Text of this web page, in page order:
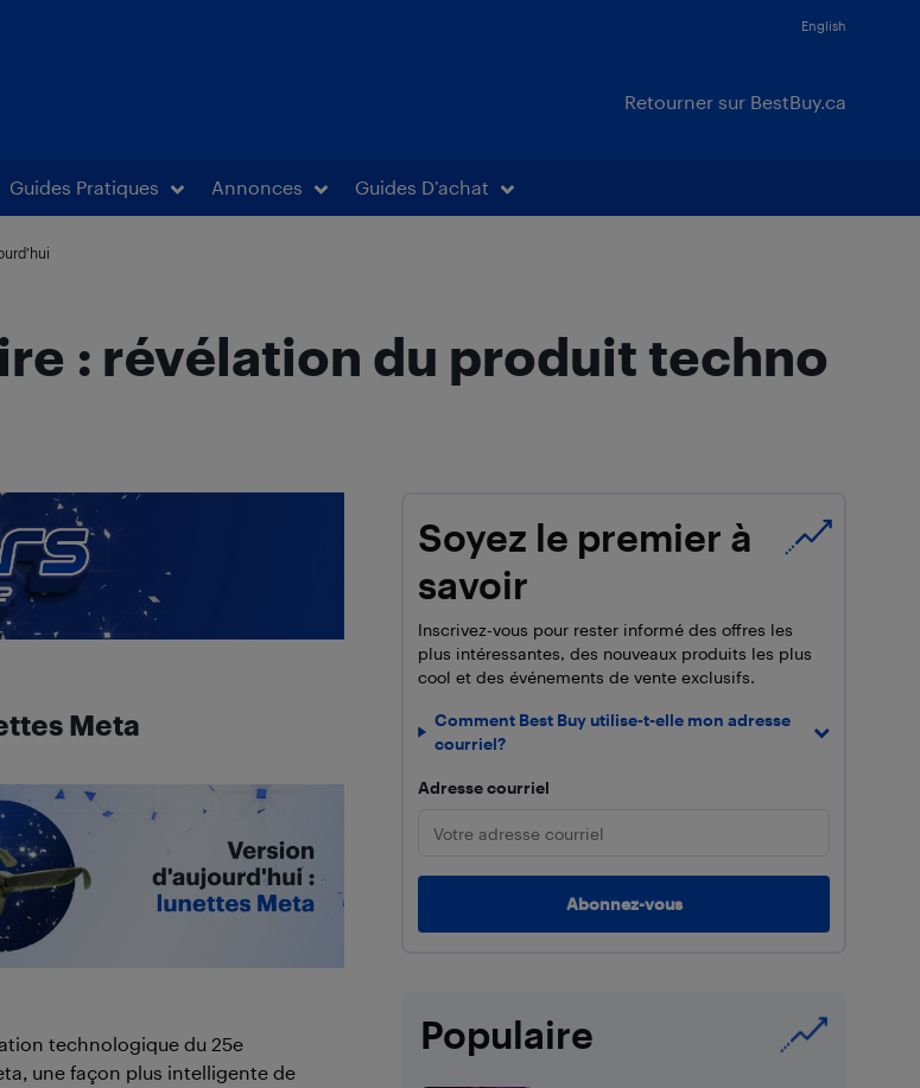
English
Retourner sur BestBuy.ca
Guides Pratiques Annonces Guides D’achat
: révélation du produit techno
Meta
technologique du 25e
une façon plus intelligente de
Soyez le premier à
savoir
Inscrivez-vous pour rester informé des offres les
plus intéressantes, des nouveaux produits les plus
cool et des événements de vente exclusifs.
Comment Best Buy utilise-t-elle mon adresse
courriel?
Adresse courriel
Populaire